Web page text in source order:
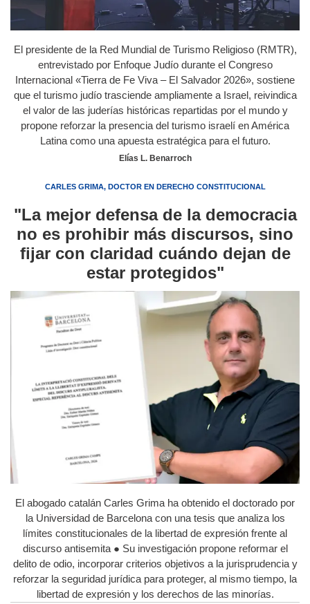
El presidente de la Red Mundial de Turismo Religioso (RMTR),
entrevistado por Enfoque Judío durante el Congreso
Internacional «Tierra de Fe Viva – El Salvador 2026», sostiene
que el turismo judío trasciende ampliamente a Israel, reivindica
el valor de las juderías históricas repartidas por el mundo y
propone reforzar la presencia del turismo israelí en América
Latina como una apuesta estratégica para el futuro.
Elías L. Benarroch
CARLES GRIMA, DOCTOR EN DERECHO CONSTITUCIONAL
"La mejor defensa de la democracia
no es prohibir más discursos, sino
fijar con claridad cuándo dejan de
estar protegidos"
El abogado catalán Carles Grima ha obtenido el doctorado por
la Universidad de Barcelona con una tesis que analiza los
límites constitucionales de la libertad de expresión frente al
discurso antisemita ● Su investigación propone reformar el
delito de odio, incorporar criterios objetivos a la jurisprudencia y
reforzar la seguridad jurídica para proteger, al mismo tiempo, la
libertad de expresión y los derechos de las minorías.